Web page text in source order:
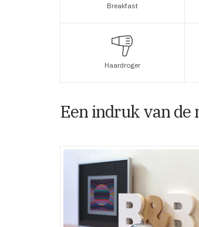
Breakfast
Haardroger
Een indruk van de